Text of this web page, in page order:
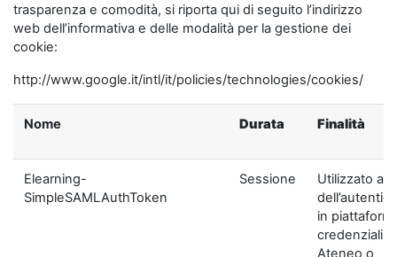
trasparenza e comodità, si riporta qui di seguito l’indirizzo
web dell’informativa e delle modalità per la gestione dei
cookie:
http://www.google.it/intl/it/policies/technologies/cookies/
Nome Durata Finalità
Elearning-
SimpleSAMLAuthToken
Sessione
Utilizzato ai
in
credenziali di
Ateneo o